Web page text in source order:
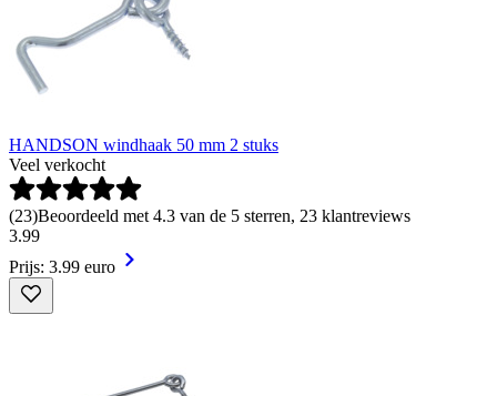
HANDSON windhaak 50 mm 2 stuks
Veel verkocht
(23)Beoordeeld met 4.3 van de 5 sterren, 23 klantreviews
3.99
Prijs: 3.99 euro